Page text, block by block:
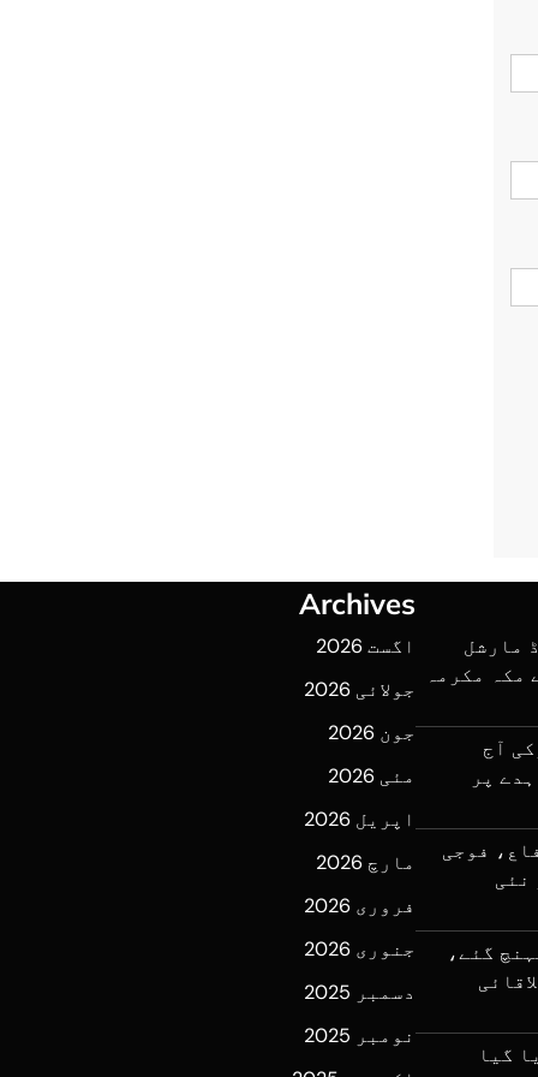
مارشل
مکہ مکرمہ
آج
پر
فوجی
نئی
گئے،
گیا
Archives
اگست 2026
جولائی 2026
جون 2026
مئی 2026
اپریل 2026
مارچ 2026
فروری 2026
جنوری 2026
دسمبر 2025
نومبر 2025